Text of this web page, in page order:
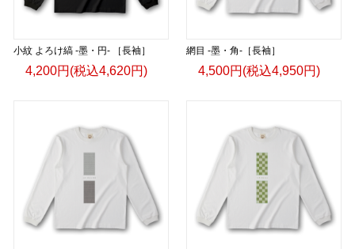
小紋 よろけ縞 -墨・円- ［長袖］
4,200円(税込4,620円)
網目 -墨・角-［長袖］
4,500円(税込4,950円)